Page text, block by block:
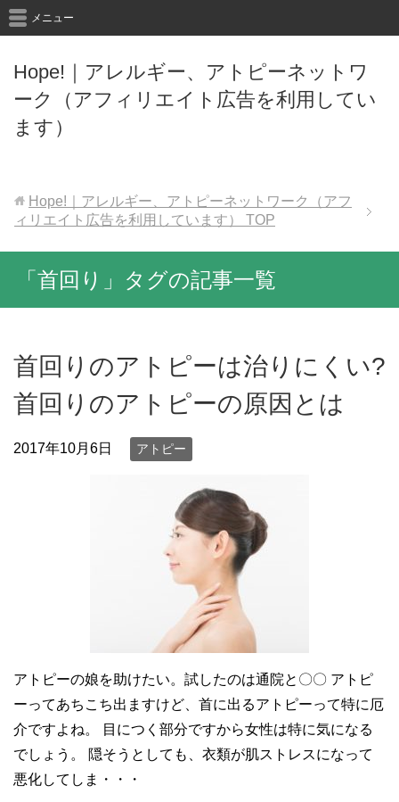
Hope!｜アレルギー、アトピーネットワ
ーク（アフィリエイト広告を利用してい
ます）
メニュー
Hope!｜アレルギー、アトピーネットワーク（アフ
ィリエイト広告を利用しています）
TOP
「首回り」タグの記事一覧
首回りのアトピーは治りにくい?
首回りのアトピーの原因とは
2017年10月6日 アトピー
アトピーの娘を助けたい。試したのは通院と〇〇 アトピ
ーってあちこち出ますけど、首に出るアトピーって特に厄
介ですよね。 目につく部分ですから女性は特に気になる
でしょう。 隠そうとしても、衣類が肌ストレスになって
悪化してしま・・・